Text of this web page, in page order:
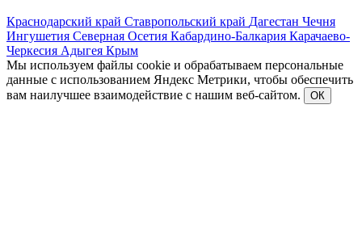
Краснодарский край Ставропольский край Дагестан Чечня
Ингушетия Северная Осетия Кабардино-Балкария Карачаево-
Черкесия Адыгея Крым
Мы используем файлы cookie и обрабатываем персональные
данные с использованием Яндекс Метрики, чтобы обеспечить
вам наилучшее взаимодействие с нашим веб-сайтом.
ОК